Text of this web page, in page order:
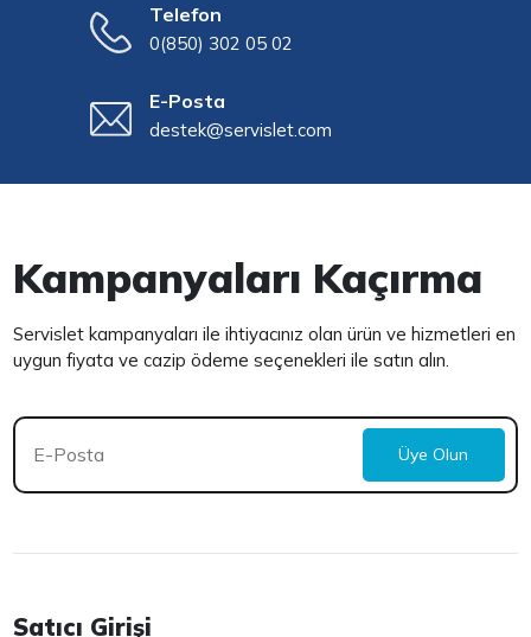
Telefon
0(850) 302 05 02
E-Posta
destek@servislet.com
Kampanyaları Kaçırma
Servislet kampanyaları ile ihtiyacınız olan ürün ve hizmetleri en
uygun fiyata ve cazip ödeme seçenekleri ile satın alın.
Üye Olun
Satıcı Girişi